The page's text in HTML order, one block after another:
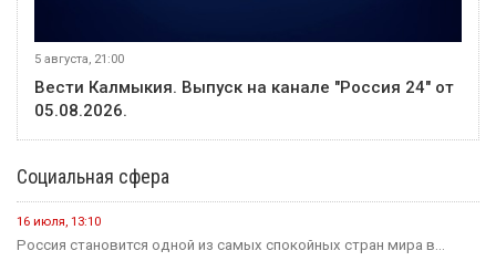
5 августа, 21:00
Вести Калмыкия. Выпуск на канале "Россия 24" от
05.08.2026.
Социальная сфера
16 июля, 13:10
Россия становится одной из самых спокойных стран мира в...